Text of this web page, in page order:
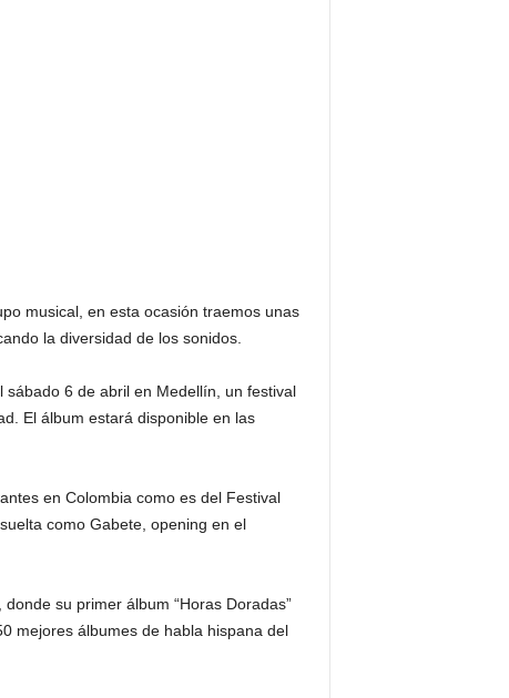
musical, en esta ocasión traemos unas
la diversidad de los sonidos.
6 de abril en Medellín, un festival
El álbum estará disponible en las
en Colombia como es del Festival
como Gabete, opening en el
su primer álbum “Horas Doradas”
mejores álbumes de habla hispana del